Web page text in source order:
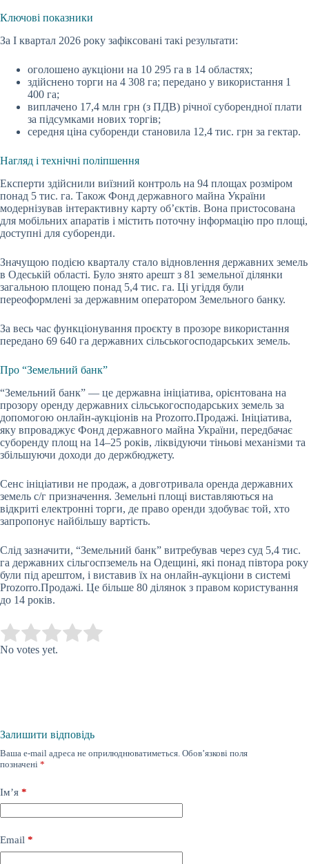
Ключові показники
За І квартал 2026 року зафіксовані такі результати:
оголошено аукціони на 10 295 га в 14 областях;
здійснено торги на 4 308 га; передано у використання 1
400 га;
виплачено 17,4 млн грн (з ПДВ) річної суборендної плати
за підсумками нових торгів;
середня ціна суборенди становила 12,4 тис. грн за гектар.
Нагляд і технічні поліпшення
Експерти здійснили виїзний контроль на 94 площах розміром
понад 5 тис. га. Також Фонд державного майна України
модернізував інтерактивну карту об’єктів. Вона пристосована
для мобільних апаратів і містить поточну інформацію про площі,
доступні для суборенди.
Значущою подією кварталу стало відновлення державних земель
в Одеській області. Було знято арешт з 81 земельної ділянки
загальною площею понад 5,4 тис. га. Ці угіддя були
переоформлені за державним оператором Земельного банку.
За весь час функціонування проєкту в прозоре використання
передано 69 640 га державних сільськогосподарських земель.
Про “Земельний банк”
“Земельний банк” — це державна ініціатива, орієнтована на
прозору оренду державних сільськогосподарських земель за
допомогою онлайн-аукціонів на Prozorro.Продажі. Ініціатива,
яку впроваджує Фонд державного майна України, передбачає
суборенду площ на 14–25 років, ліквідуючи тіньові механізми та
збільшуючи доходи до держбюджету.
Сенс ініціативи не продаж, а довготривала оренда державних
земель с/г призначення. Земельні площі виставляються на
відкриті електронні торги, де право оренди здобуває той, хто
запропонує найбільшу вартість.
Слід зазначити, “Земельний банк” витребував через суд 5,4 тис.
га державних сільгоспземель на Одещині, які понад півтора року
були під арештом, і виставив їх на онлайн-аукціони в системі
Prozorro.Продажі. Це більше 80 ділянок з правом користування
до 14 років.
Rate this item:
No votes yet.
Залишити відповідь
Ваша e-mail адреса не оприлюднюватиметься. Обов’язкові поля
позначені *
Ім’я *
Email *